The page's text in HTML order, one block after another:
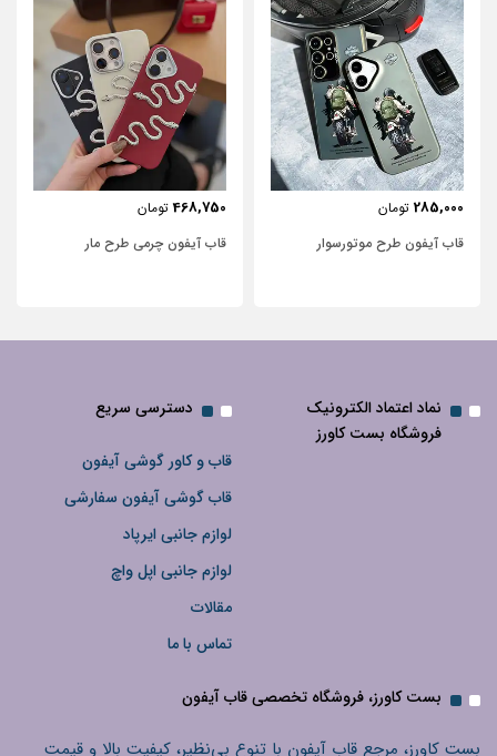
468,750
قاب آیفون چرمی طرح مار
443,750
قاب آیفون شفاف با پاپیون
نماد اعتماد الکترونیک
فروشگاه بست کاورز
دسترسی سریع
قاب و کاور گوشی آیفون
قاب گوشی آیفون سفارشی
لوازم جانبی ایرپاد
لوازم جانبی اپل واچ
مقالات
تماس با ما
بست کاورز، فروشگاه تخصصی قاب آیفون
بست کاورز، مرجع قاب آیفون با تنوع بی‌نظیر، کیفیت بالا و قیمت